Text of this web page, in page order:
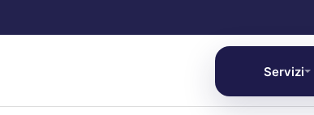
Servizi